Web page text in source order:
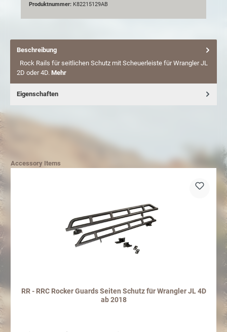
Produktnummer: K82215129AB
Beschreibung
Rock Rails für seitlichen Schutz mit Scheuerleiste für Wrangler JL
2D oder 4D. Mehr
Eigenschaften
Accessory Items
RR - RRC Rocker Guards Seiten Schutz für Wrangler JL 4D
ab 2018